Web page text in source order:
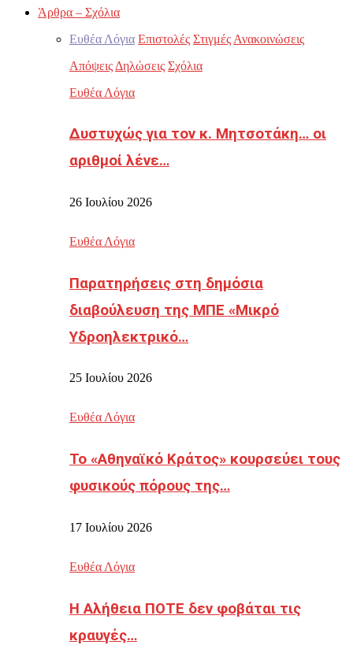
Άρθρα – Σχόλια
Ευθέα Λόγια Επιστολές Στιγμές Ανακοινώσεις
Απόψεις Δηλώσεις Σχόλια
Ευθέα Λόγια
Δυστυχώς για τον κ. Μητσοτάκη… οι
αριθμοί λένε…
26 Ιουλίου 2026
Ευθέα Λόγια
Παρατηρήσεις στη δημόσια
διαβούλευση της ΜΠΕ «Μικρό
Υδροηλεκτρικό…
25 Ιουλίου 2026
Ευθέα Λόγια
Το «Αθηναϊκό Κράτος» κουρσεύει τους
φυσικούς πόρους της…
17 Ιουλίου 2026
Ευθέα Λόγια
Η Αλήθεια ΠΟΤΕ δεν φοβάται τις
κραυγές…